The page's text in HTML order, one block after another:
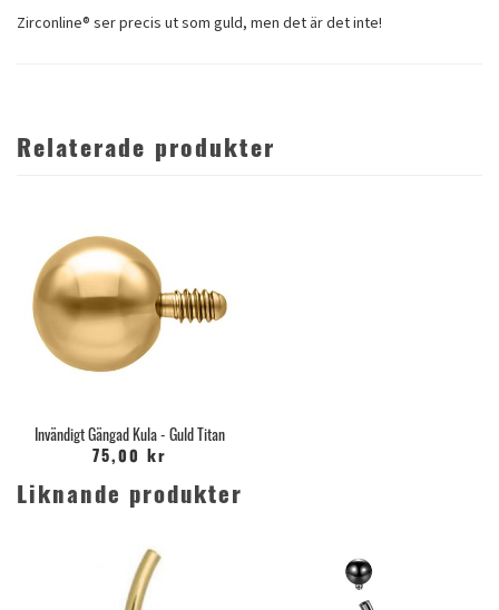
Zirconline® ser precis ut som guld, men det är det inte!
Relaterade produkter
Invändigt Gängad Kula - Guld Titan
75,00 kr
Liknande produkter